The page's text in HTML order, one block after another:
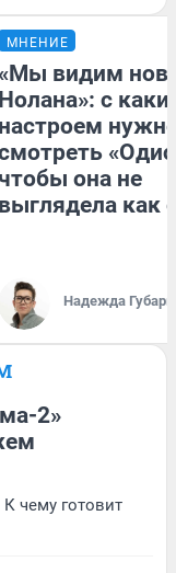
МНЕНИЕ
«Мы видим
Нолана»: с
настроем
чтобы она не
выглядела как
Надежда Губарь
2»
чему готовит